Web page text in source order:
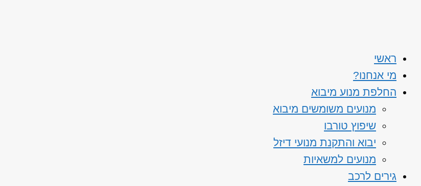
ראשי
מי אנחנו?
החלפת מנוע מיבוא
מנועים משומשים מיבוא
שיפוץ טורבו
יבוא והתקנת מנועי דיזל
מנועים למשאיות
גירים לרכב